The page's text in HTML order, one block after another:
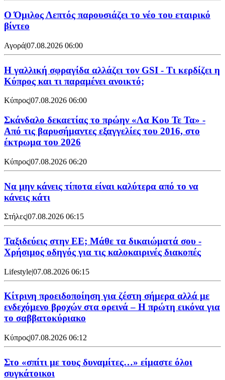
Ο Όμιλος Λεπτός παρουσιάζει το νέο του εταιρικό
βίντεο
Αγορά|07.08.2026 06:00
Η γαλλική σφραγίδα αλλάζει τον GSI - Τι κερδίζει η
Κύπρος και τι παραμένει ανοικτό;
Κύπρος|07.08.2026 06:00
Σκάνδαλο δεκαετίας το πρώην «Λα Κου Τε Τα» -
Από τις βαρυσήμαντες εξαγγελίες του 2016, στο
έκτρωμα του 2026
Κύπρος|07.08.2026 06:20
Να μην κάνεις τίποτα είναι καλύτερα από το να
κάνεις κάτι
Στήλες|07.08.2026 06:15
Ταξιδεύεις στην ΕΕ; Μάθε τα δικαιώματά σου -
Χρήσιμος οδηγός για τις καλοκαιρινές διακοπές
Lifestyle|07.08.2026 06:15
Κίτρινη προειδοποίηση για ζέστη σήμερα αλλά με
ενδεχόμενο βροχών στα ορεινά – Η πρώτη εικόνα για
το σαββατοκύριακο
Κύπρος|07.08.2026 06:12
Στο «σπίτι με τους δυναμίτες…» είμαστε όλοι
συγκάτοικοι